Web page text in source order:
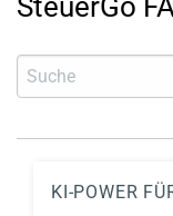
SteuerGo
KI-POWER